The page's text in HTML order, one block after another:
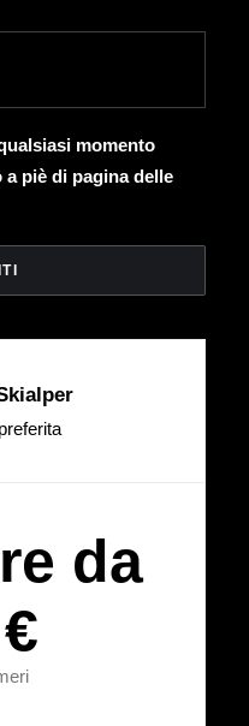
momento
piè di pagina delle
da